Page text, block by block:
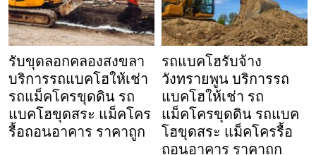
รับขุดลอกคลองสงขลา
บริการรถแบคโฮให้เช่า
รถแม็คโครขุดดิน รถ
แบคโฮขุดสระ แม็คโคร
รื้อถอนอาคาร ราคาถูก
รถแบคโฮรับจ้าง
วังทรายพูน บริการรถ
แบคโฮให้เช่า รถ
แม็คโครขุดดิน รถแบค
โฮขุดสระ แม็คโครรื้อ
ถอนอาคาร ราคาถูก